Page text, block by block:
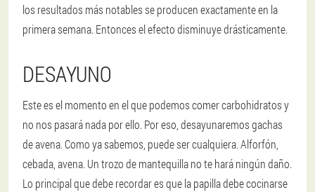
los resultados más notables se producen exactamente en la
primera semana. Entonces el efecto disminuye drásticamente.
DESAYUNO
Este es el momento en el que podemos comer carbohidratos y
no nos pasará nada por ello. Por eso, desayunaremos gachas
de avena. Como ya sabemos, puede ser cualquiera. Alforfón,
cebada, avena. Un trozo de mantequilla no te hará ningún daño.
Lo principal que debe recordar es que la papilla debe cocinarse